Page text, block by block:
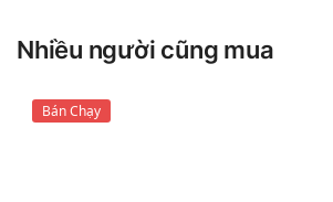
Nhiều người cũng mua
Bán Chạy